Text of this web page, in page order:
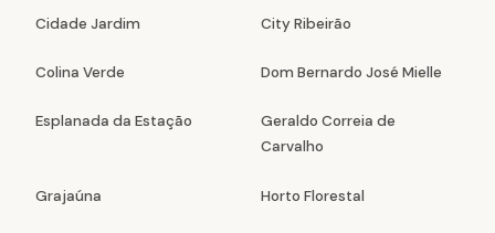
Cidade Jardim City Ribeirão
Colina Verde Dom Bernardo José Mielle
Esplanada da Estação
Geraldo Correia de
Carvalho
Grajaúna Horto Florestal